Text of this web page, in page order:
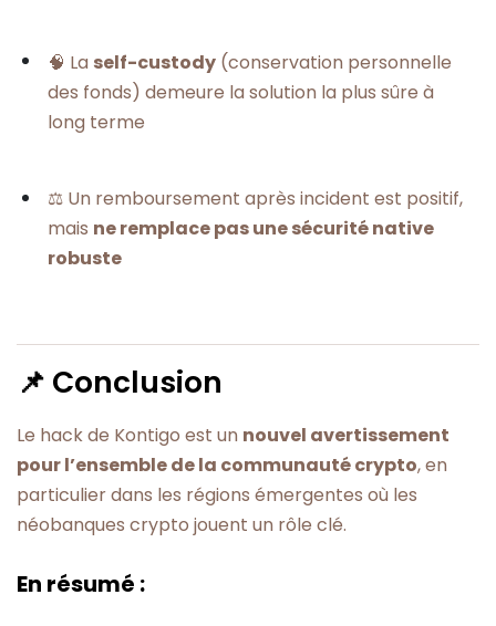
🧠 La self-custody (conservation personnelle
des fonds) demeure la solution la plus sûre à
long terme
⚖️ Un remboursement après incident est positif,
mais ne remplace pas une sécurité native
robuste
📌 Conclusion
Le hack de Kontigo est un nouvel avertissement
pour l’ensemble de la communauté crypto, en
particulier dans les régions émergentes où les
néobanques crypto jouent un rôle clé.
En résumé :